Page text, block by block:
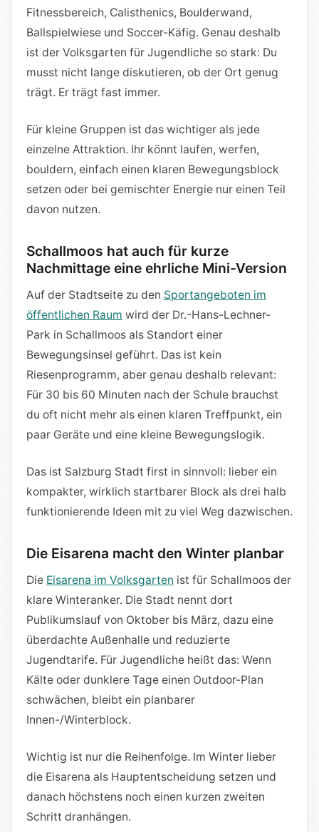
Fitnessbereich, Calisthenics, Boulderwand,
Ballspielwiese und Soccer-Käfig. Genau deshalb
ist der Volksgarten für Jugendliche so stark: Du
musst nicht lange diskutieren, ob der Ort genug
trägt. Er trägt fast immer.
Für kleine Gruppen ist das wichtiger als jede
einzelne Attraktion. Ihr könnt laufen, werfen,
bouldern, einfach einen klaren Bewegungsblock
setzen oder bei gemischter Energie nur einen Teil
davon nutzen.
Schallmoos hat auch für kurze
Nachmittage eine ehrliche Mini-Version
Auf der Stadtseite zu den Sportangeboten im
öffentlichen Raum wird der Dr.-Hans-Lechner-
Park in Schallmoos als Standort einer
Bewegungsinsel geführt. Das ist kein
Riesenprogramm, aber genau deshalb relevant:
Für 30 bis 60 Minuten nach der Schule brauchst
du oft nicht mehr als einen klaren Treffpunkt, ein
paar Geräte und eine kleine Bewegungslogik.
Das ist Salzburg Stadt first in sinnvoll: lieber ein
kompakter, wirklich startbarer Block als drei halb
funktionierende Ideen mit zu viel Weg dazwischen.
Die Eisarena macht den Winter planbar
Die Eisarena im Volksgarten ist für Schallmoos der
klare Winteranker. Die Stadt nennt dort
Publikumslauf von Oktober bis März, dazu eine
überdachte Außenhalle und reduzierte
Jugendtarife. Für Jugendliche heißt das: Wenn
Kälte oder dunklere Tage einen Outdoor-Plan
schwächen, bleibt ein planbarer
Innen-/Winterblock.
Wichtig ist nur die Reihenfolge. Im Winter lieber
die Eisarena als Hauptentscheidung setzen und
danach höchstens noch einen kurzen zweiten
Schritt dranhängen.